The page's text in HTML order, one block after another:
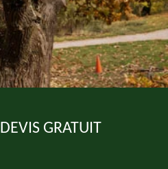
DEVIS GRATUIT